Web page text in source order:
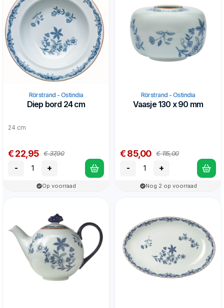
Rörstrand - Ostindia
Diep bord 24 cm
24 cm
€ 22,95 € 37,90
- +
Op voorraad
Rörstrand - Ostindia
Vaasje 130 x 90 mm
€ 85,00 € 115,00
- +
Nog 2 op voorraad